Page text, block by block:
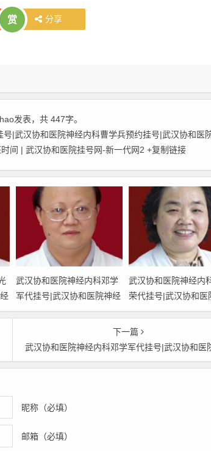
赏 分享
发表，共 447字。
|武汉协和医院神经内科曹学兵预约挂号|武汉协和医
间 | 武汉协和医院挂号网-新一代网2 +复制链接
武汉协和医院神经内科邓学
军代挂号|武汉协和医院神经
内科邓学军预约挂号|武汉协
和医院神经内科邓学军网上
挂号|武汉协和医院神经内科
武汉协和医院神经内
荣代挂号|武汉协和医
内科魏桂荣预约挂号|
和医院神经内科魏桂
挂号|武汉协和医院神
下一篇
武汉协和医院神经内科邓学军代挂号|武汉协和医院神经内科邓学军预约挂号|武汉协和医院神经内科邓学军网上挂号|武汉协和医院神经内科邓学军上
昵称（必填）
邮箱（必填）